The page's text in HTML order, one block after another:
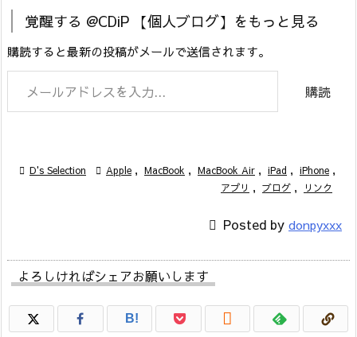
覚醒する @CDiP 【個人ブログ】をもっと見る
購読すると最新の投稿がメールで送信されます。
メールアドレスを入力...
購読
 D's Selection  Apple , MacBook , MacBook Air , iPad , iPhone ,
アプリ , ブログ , リンク
 Posted by donpyxxx
よろしければシェアお願いします
B! 